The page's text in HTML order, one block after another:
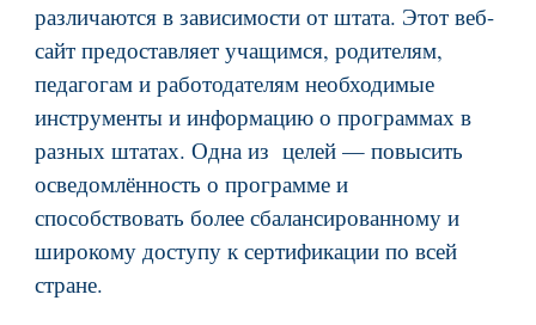
различаются в зависимости от штата. Этот веб-
сайт предоставляет учащимся, родителям,
педагогам и работодателям необходимые
инструменты и информацию о программах в
разных штатах. Одна из целей — повысить
осведомлённость о программе и
способствовать более сбалансированному и
широкому доступу к сертификации по всей
стране.